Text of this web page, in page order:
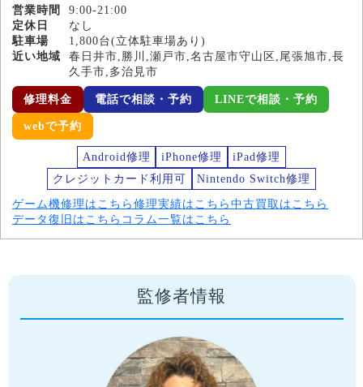
営業時間
9:00-21:00
定休日
なし
駐車場
1,800台(立体駐車場あり)
近い地域
春日井市,勝川,瀬戸市,名古屋市守山区,尾張旭市,長
久手市,多治見市
修理料金 電話で相談・予約 LINEで相談・予約
webで予約
Android修理 iPhone修理
iPad修理
クレジットカード利用可
Nintendo Switch修理
ゲーム機修理はこちら 修理実績はこちら 中古買取はこちら
データ復旧はこちら コラム一覧はこちら
監修者情報